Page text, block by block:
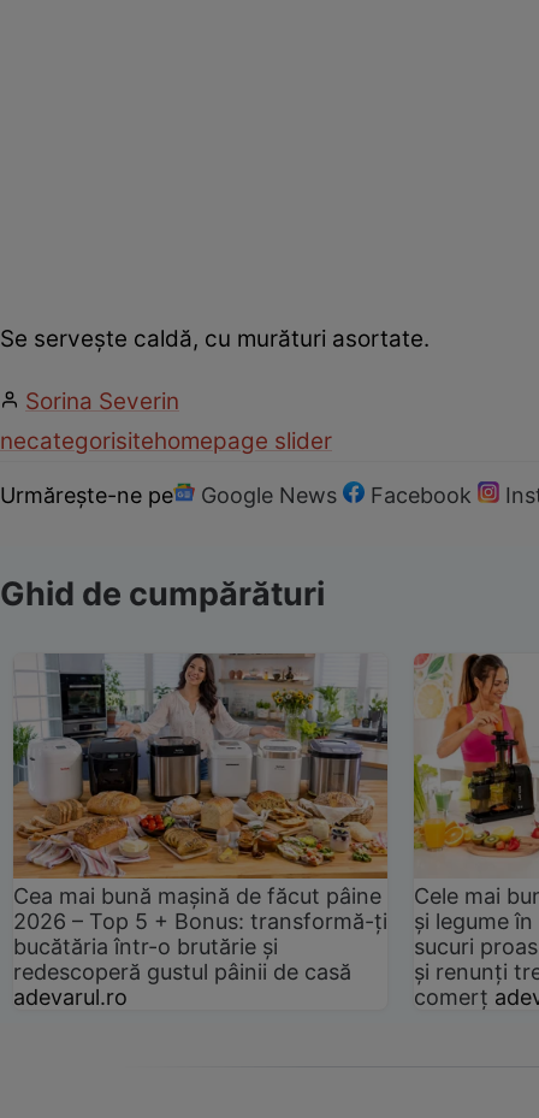
Se serveşte caldă, cu murături asortate.
Sorina Severin
necategorisitehomepage slider
Urmărește-ne pe Google News Facebook
Ghid de cumpărături
Cea mai bună mașină de făcut pâine
2026 – Top 5 + Bonus: transformă-ți
bucătăria într-o brutărie și
redescoperă gustul pâinii de casă
adevarul.ro
Cele mai
și legume
sucuri
și renunți
comerț